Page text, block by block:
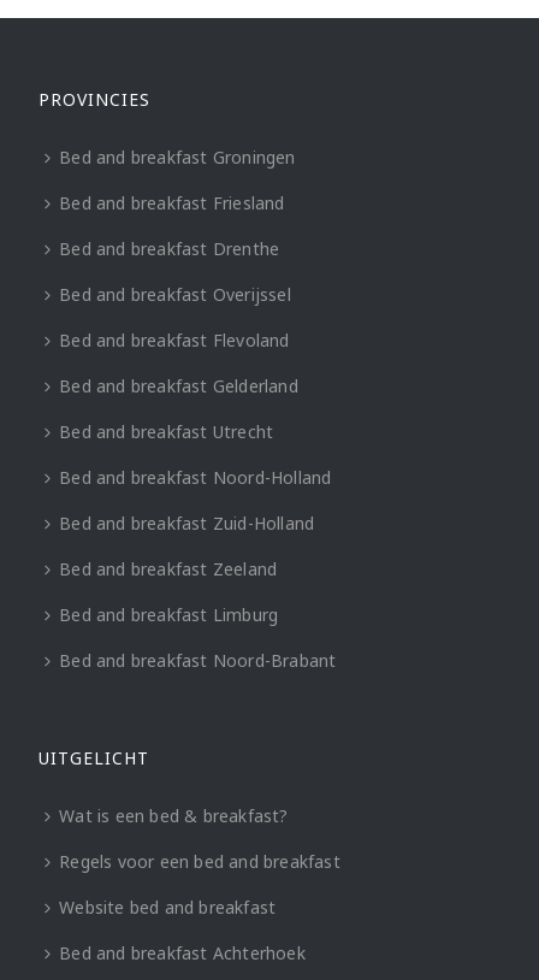
PROVINCIES
Bed and breakfast Groningen
Bed and breakfast Friesland
Bed and breakfast Drenthe
Bed and breakfast Overijssel
Bed and breakfast Flevoland
Bed and breakfast Gelderland
Bed and breakfast Utrecht
Bed and breakfast Noord-Holland
Bed and breakfast Zuid-Holland
Bed and breakfast Zeeland
Bed and breakfast Limburg
Bed and breakfast Noord-Brabant
UITGELICHT
Wat is een bed & breakfast?
Regels voor een bed and breakfast
Website bed and breakfast
Bed and breakfast Achterhoek